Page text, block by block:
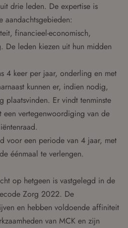
drie leden. De expertise is
aandachtsgebieden:
financieel-economisch,
De leden kiezen uit hun midden
4 keer per jaar, onderling en met
kunnen er, indien nodig,
plaatsvinden. Er vindt tenminste
een vertegenwoordiging van de
voor een periode van 4 jaar, met
éénmaal te verlengen.
op hetgeen is vastgelegd in de
Zorg 2022. De
en hebben voldoende affiniteit
van MCK en zijn